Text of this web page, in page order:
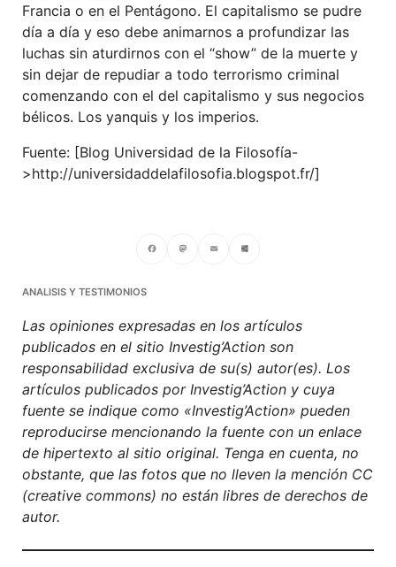
Francia o en el Pentágono. El capitalismo se pudre
día a día y eso debe animarnos a profundizar las
luchas sin aturdirnos con el “show” de la muerte y
sin dejar de repudiar a todo terrorismo criminal
comenzando con el del capitalismo y sus negocios
bélicos. Los yanquis y los imperios.
Fuente: [Blog Universidad de la Filosofía-
>http://universidaddelafilosofia.blogspot.fr/]
Facebook
ANALISIS Y TESTIMONIOS
Las opiniones expresadas en los artículos
publicados en el sitio Investig’Action son
responsabilidad exclusiva de su(s) autor(es). Los
artículos publicados por Investig’Action y cuya
fuente se indique como «Investig’Action» pueden
reproducirse mencionando la fuente con un enlace
de hipertexto al sitio original. Tenga en cuenta, no
obstante, que las fotos que no lleven la mención CC
(creative commons) no están libres de derechos de
autor.